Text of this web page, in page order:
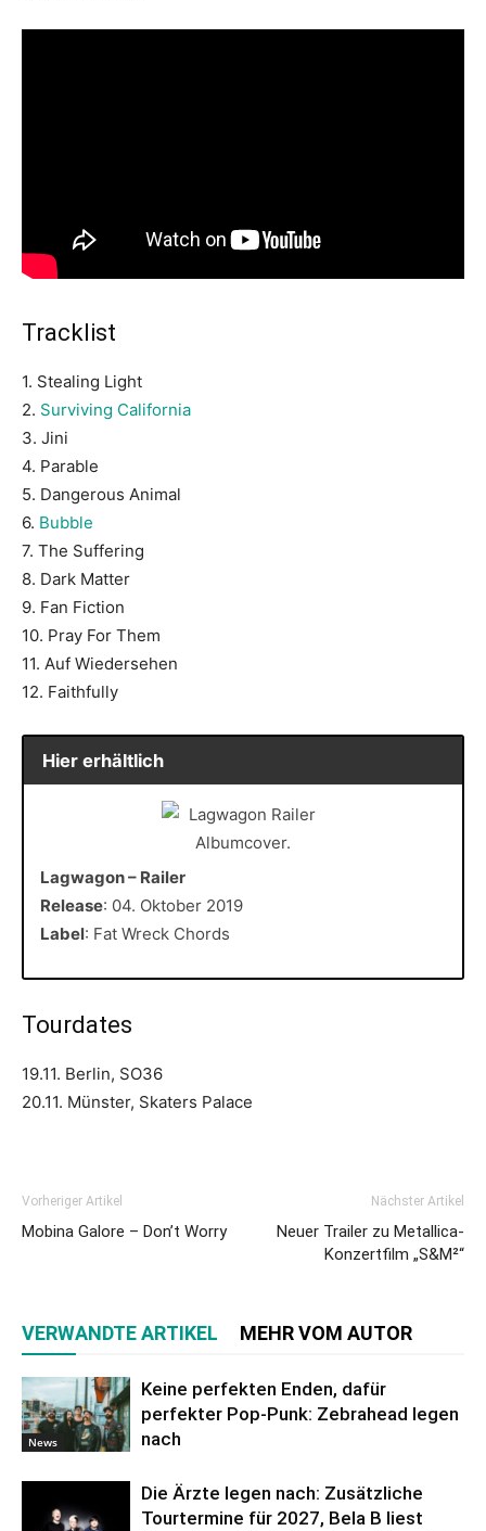
Tracklist
1. Stealing Light
2. Surviving California
3. Jini
4. Parable
5. Dangerous Animal
6. Bubble
7. The Suffering
8. Dark Matter
9. Fan Fiction
10. Pray For Them
11. Auf Wiedersehen
12. Faithfully
Hier erhältlich
Lagwagon – Railer
Release: 04. Oktober 2019
Label: Fat Wreck Chords
Tourdates
19.11. Berlin, SO36
20.11. Münster, Skaters Palace
Vorheriger Artikel
Mobina Galore – Don’t Worry
Nächster Artikel
Neuer Trailer zu Metallica-
Konzertfilm „S&M²“
VERWANDTE ARTIKEL MEHR VOM AUTOR
News
Keine perfekten Enden, dafür
perfekter Pop-Punk: Zebrahead legen
nach
Die Ärzte legen nach: Zusätzliche
Tourtermine für 2027, Bela B liest